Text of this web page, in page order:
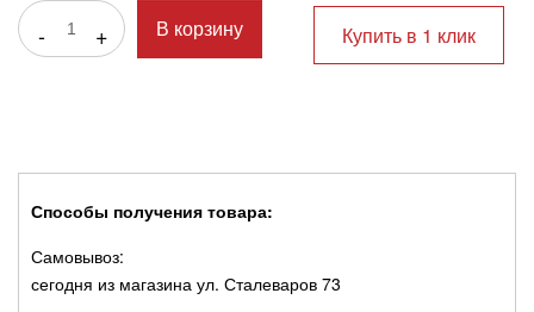
- + В корзину Купить в 1 клик
Способы получения товара:
Самовывоз:
сегодня из магазина ул. Сталеваров 73